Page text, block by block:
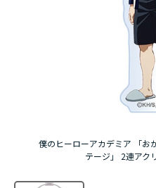
僕のヒーローアカデミア 「お
テージ」 2連アク